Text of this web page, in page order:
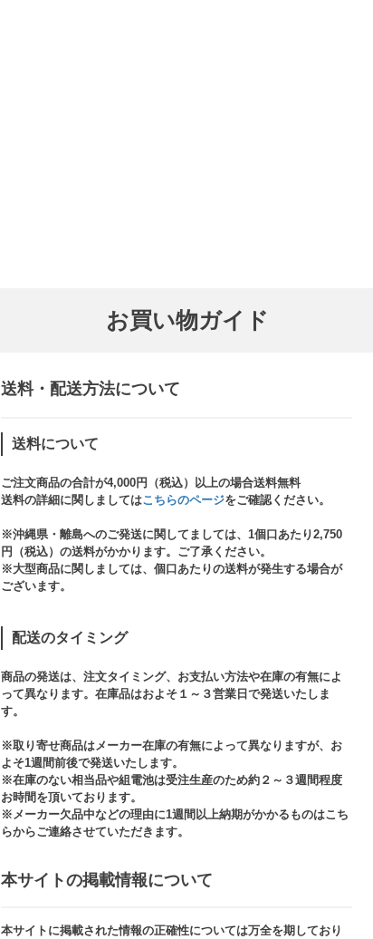
お買い物ガイド
送料・配送方法について​
送料について
ご注文商品の合計が4,000円（税込）以上の場合送料無料
送料の詳細に関しましてはこちらのページをご確認ください。​
※沖縄県・離島へのご発送に関してましては、1個口あたり2,750
円（税込）の送料がかかります。ご了承ください。
※大型商品に関しましては、個口あたりの送料が発生する場合が
ございます。​
配送のタイミング
商品の発送は、注文タイミング、お支払い方法や在庫の有無によ
って異なります。在庫品はおよそ１～３営業日で発送いたしま
す。​
※取り寄せ商品はメーカー在庫の有無によって異なりますが、お
よそ1週間前後で発送いたします。
※在庫のない相当品や組電池は受注生産のため約２～３週間程度
お時間を頂いております。​
※メーカー欠品中などの理由に1週間以上納期がかかるものはこち
らからご連絡させていただきます。
本サイトの掲載情報について​
本サイトに掲載された情報の正確性については万全を期しており